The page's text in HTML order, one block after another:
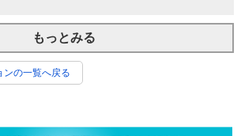
もっとみる
ンの一覧へ戻る